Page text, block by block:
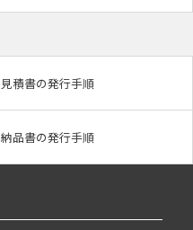
見積書の発行手順
納品書の発行手順